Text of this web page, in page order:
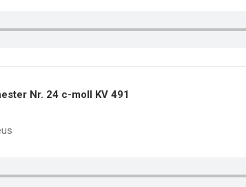
Nr. 24 c-moll KV 491